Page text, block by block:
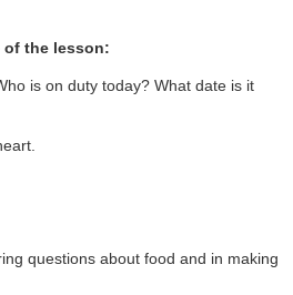
of the lesson:
is on duty today? What date is it
questions about food and in making